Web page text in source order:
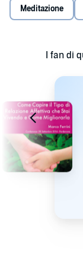
Meditazione
I fan di